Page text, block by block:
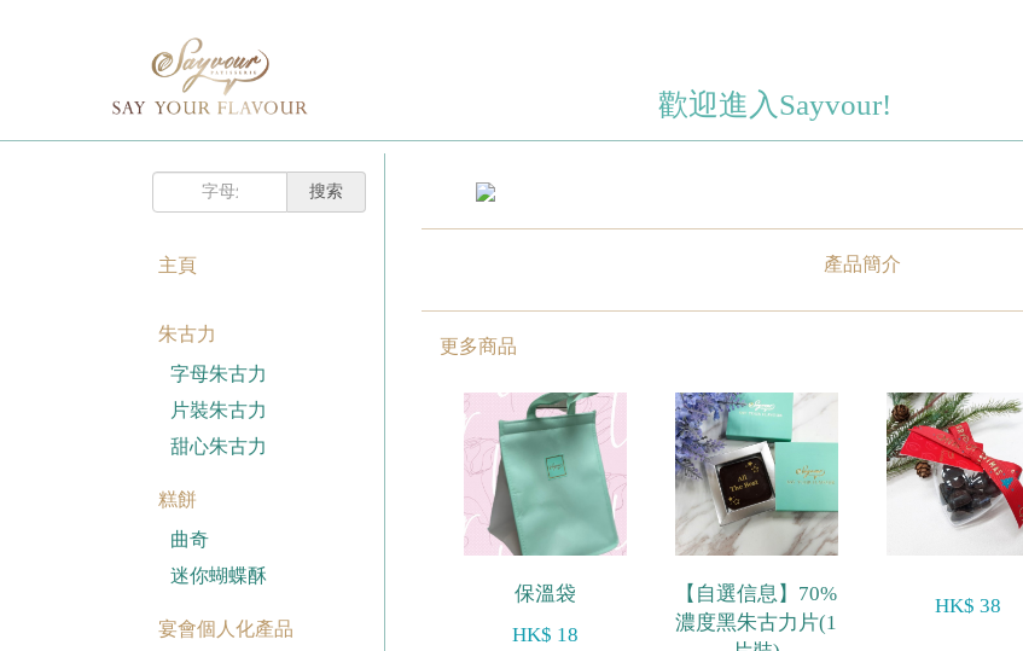
我的賬戶 歡迎進入Sayvour!
主頁
朱古力
字母朱古力
片裝朱古力
甜心朱古力
糕餅
曲奇
迷你蝴蝶酥
宴會個人化產品
產品簡介
更多商品
保溫袋
HK$ 18
【自選信息】70%
濃度黑朱古力片(1
HK$ 38